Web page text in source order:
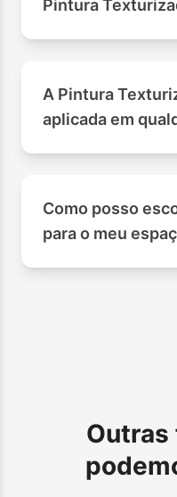
Pintura
A Pintura
aplicada em
Como posso
para o meu
Outras